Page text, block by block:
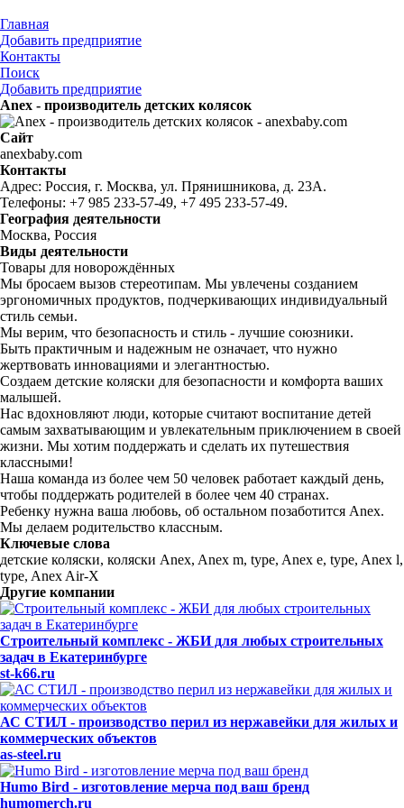
Главная
Добавить предприятие
Контакты
Поиск
Добавить предприятие
Anex - производитель детских колясок
Сайт
anexbaby.com
Контакты
Адрес: Россия, г. Москва, ул. Прянишникова, д. 23А.
Телефоны: +7 985 233-57-49, +7 495 233-57-49.
География деятельности
Москва, Россия
Виды деятельности
Товары для новорождённых
Мы бросаем вызов стереотипам. Мы увлечены созданием
эргономичных продуктов, подчеркивающих индивидуальный
стиль семьи.
Мы верим, что безопасность и стиль - лучшие союзники.
Быть практичным и надежным не означает, что нужно
жертвовать инновациями и элегантностью.
Создаем детские коляски для безопасности и комфорта ваших
малышей.
Нас вдохновляют люди, которые считают воспитание детей
самым захватывающим и увлекательным приключением в своей
жизни. Мы хотим поддержать и сделать их путешествия
классными!
Наша команда из более чем 50 человек работает каждый день,
чтобы поддержать родителей в более чем 40 странах.
Ребенку нужна ваша любовь, об остальном позаботится Anex.
Мы делаем родительство классным.
Ключевые слова
детские коляски, коляски Anex, Anex m, type, Anex e, type, Anex l,
type, Anex Air-X
Другие компании
Строительный комплекс - ЖБИ для любых строительных
задач в Екатеринбурге
st-k66.ru
АС СТИЛ - производство перил из нержавейки для жилых и
коммерческих объектов
as-steel.ru
Humo Bird - изготовление мерча под ваш бренд
humomerch.ru